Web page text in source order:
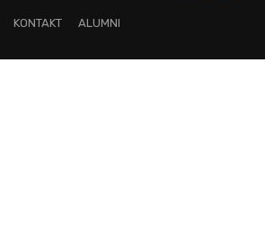
KONTAKT ALUMNI